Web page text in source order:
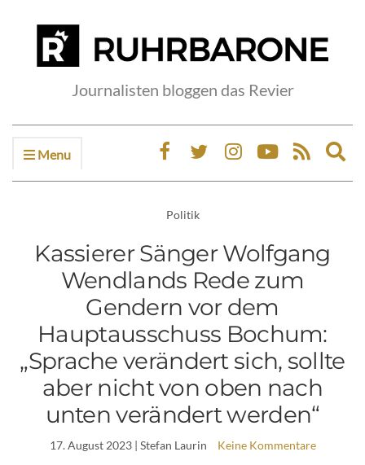
Journalisten bloggen das Revier
Menu
Politik
Kassierer Sänger Wolfgang
Wendlands Rede zum
Gendern vor dem
Hauptausschuss Bochum:
„Sprache verändert sich, sollte
aber nicht von oben nach
unten verändert werden“
17. August 2023| Stefan Laurin Keine Kommentare